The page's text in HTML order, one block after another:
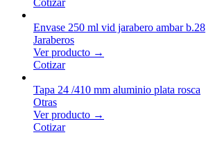
Cotizar
Envase 250 ml vid jarabero ambar b.28
Jaraberos
Ver producto →
Cotizar
Tapa 24 /410 mm aluminio plata rosca
Otras
Ver producto →
Cotizar